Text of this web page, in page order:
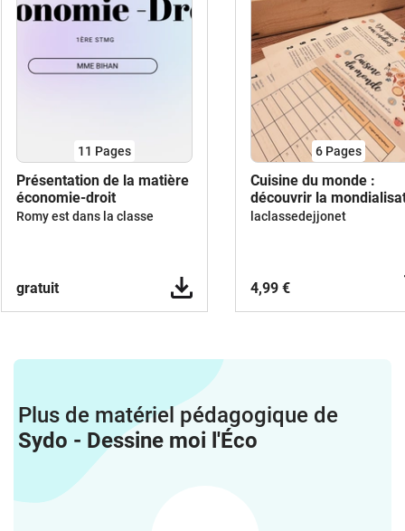
11 Pages
Présentation de la matière
économie-droit
Romy est dans la classe
gratuit
6 Pages
Cuisine du monde :
découvrir la
avec les épices
laclassedejjonet
4,99 €
Plus de matériel pédagogique de
Sydo - Dessine moi l'Éco